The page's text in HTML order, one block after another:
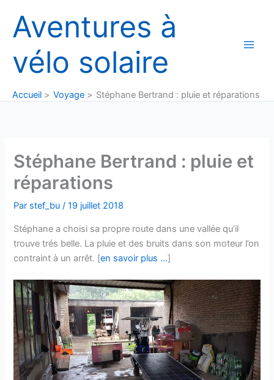
contenu
Aventures à
vélo solaire
Accueil Voyage Stéphane Bertrand : pluie et réparations
Stéphane Bertrand : pluie et
réparations
Par stef_bu/19 juillet 2018
Stéphane a choisi sa propre route dans une vallée qu’il
trouve trés belle. La pluie et des bruits dans son moteur l’on
contraint à un arrêt. [en savoir plus …]